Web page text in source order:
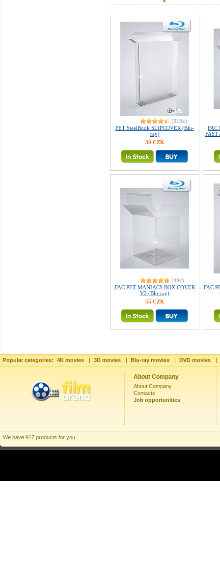
(318x)
PET SteelBook SLIPCOVER (Blu-
ray)
30 CZK
FAC
FAST
(49x)
FAC PET MANIACS BOX COVER
V2 (Blu-ray)
55 CZK
FAC
Popular categories: 4K movies | 3D movies | Blu-ray movies | DVD movies |
About Company
About Company
Contacts
Job opportunities
We have 917 products for you.